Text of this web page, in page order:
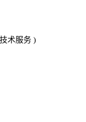
术服务 )